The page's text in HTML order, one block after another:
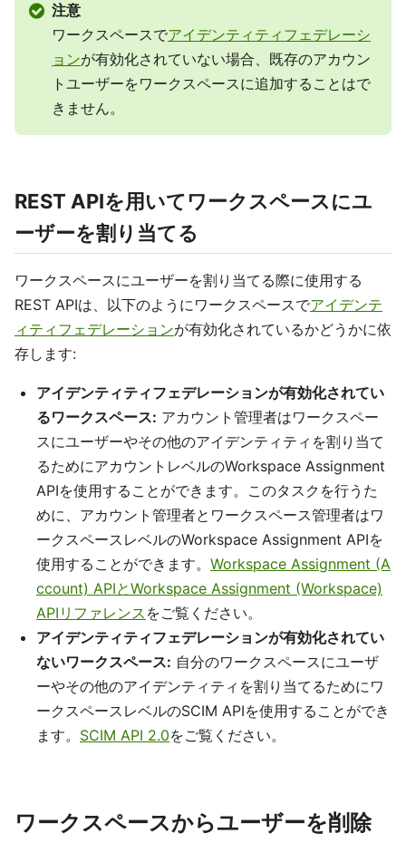
注意
ワークスペースでアイデンティティフェデレーシ
ョンが有効化されていない場合、既存のアカウン
トユーザーをワークスペースに追加することはで
きません。
REST APIを用いてワークスペースにユ
ーザーを割り当てる
ワークスペースにユーザーを割り当てる際に使用する
REST APIは、以下のようにワークスペースでアイデンテ
ィティフェデレーションが有効化されているかどうかに依
存します:
アイデンティティフェデレーションが有効化されてい
るワークスペース: アカウント管理者はワークスペー
スにユーザーやその他のアイデンティティを割り当て
るためにアカウントレベルのWorkspace Assignment
APIを使用することができます。このタスクを行うた
めに、アカウント管理者とワークスペース管理者はワ
ークスペースレベルのWorkspace Assignment APIを
使用することができます。 Workspace Assignment (A
ccount) APIとWorkspace Assignment (Workspace)
APIリファレンス をご覧ください。
アイデンティティフェデレーションが有効化されてい
ないワークスペース: 自分のワークスペースにユーザ
ーやその他のアイデンティティを割り当てるためにワ
ークスペースレベルのSCIM APIを使用することができ
ます。 SCIM API 2.0をご覧ください。
ワークスペースからユーザーを削除